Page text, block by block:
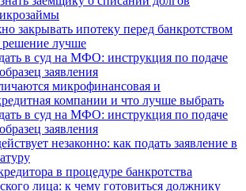
закрывать ипотеку перед банкротством
лучше
в суд на МФО: инструкция по подаче
заявления
микрофинансовая и
компании и что лучше выбрать
в суд на МФО: инструкция по подаче
заявления
незаконно: как подать заявление в
в процедуре банкротства
лица: к чему готовиться должнику